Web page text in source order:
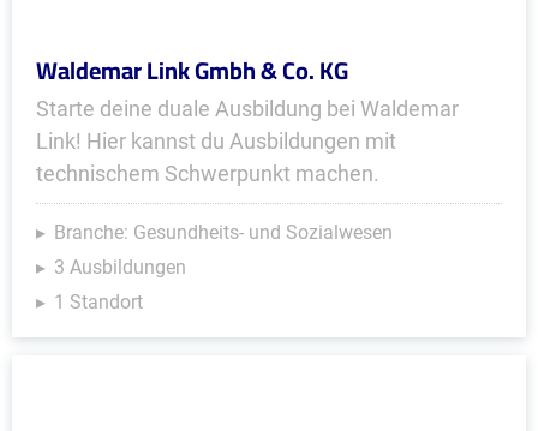
Waldemar Link Gmbh & Co. KG
Starte deine duale Ausbildung bei Waldemar
Link! Hier kannst du Ausbildungen mit
technischem Schwerpunkt machen.
Branche: Gesundheits- und Sozialwesen
3 Ausbildungen
1 Standort